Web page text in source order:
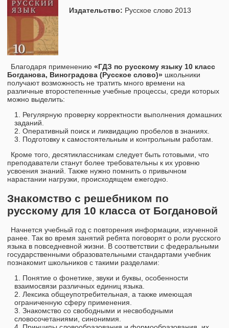
Издательство: Русское слово 2013
Благодаря применению «ГДЗ по русскому языку 10 класс
Богданова, Виноградова (Русское слово)» школьники
получают возможность не тратить много времени на
различные второстепенные учебные процессы, среди которых
можно выделить:
Регулярную проверку корректности выполнения домашних
заданий.
Оперативный поиск и ликвидацию пробелов в знаниях.
Подготовку к самостоятельным и контрольным работам.
Кроме того, десятиклассникам следует быть готовыми, что
преподаватели станут более требовательны к их уровню
усвоения знаний. Также нужно помнить о привычном
нарастании нагрузки, происходящем ежегодно.
Знакомство с решебником по
русскому для 10 класса от Богдановой
Начнется учебный год с повторения информации, изученной
ранее. Так во время занятий ребята поговорят о роли русского
языка в повседневной жизни. В соответствии с федеральными
государственными образовательными стандартами учебник
познакомит школьников с такими разделами:
Понятие о фонетике, звуки и буквы, особенности
взаимосвязи различных единиц языка.
Лексика общеупотребительная, а также имеющая
ограниченную сферу применения.
Знакомство со свободными и несвободными
словосочетаниями, синонимия.